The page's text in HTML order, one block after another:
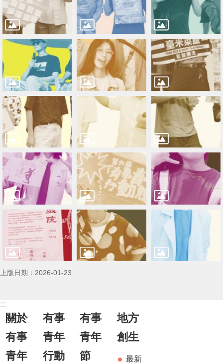
上版日期：2026-01-23
:::
關於
有事
青年
有事
青年
行動
有事
青年
節
地方
創生
最新